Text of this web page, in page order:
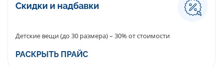
Скидки и надбавки
Детские вещи (до 30 размера) – 30% от стоимости
РАСКРЫТЬ ПРАЙС